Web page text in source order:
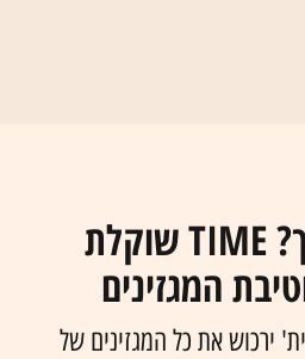
עסקת ענק בדרך? TIME שוקלת
המגזינים
ירכוש את כל המגזינים של